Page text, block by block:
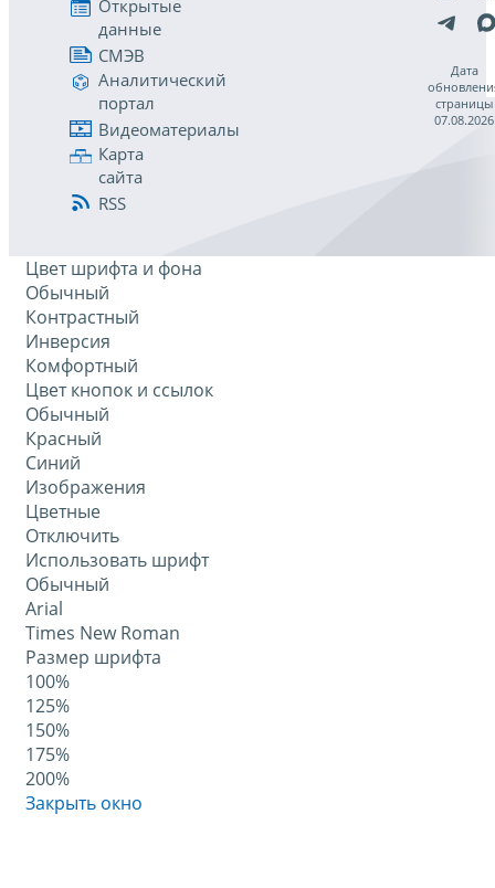
Открытые
данные
СМЭВ
Аналитический
портал
Видеоматериалы
Карта
сайта
RSS
Дата
страницы
07.08.2026
Цвет шрифта и фона
Обычный
Контрастный
Инверсия
Комфортный
Цвет кнопок и ссылок
Обычный
Красный
Синий
Изображения
Цветные
Отключить
Использовать шрифт
Обычный
Arial
Times New Roman
Размер шрифта
100%
125%
150%
175%
200%
Закрыть окно